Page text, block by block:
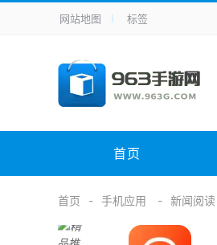
手机应用
手机游戏 体育竞技
电脑软件 其它类别
网站地图 标签
首页
首页 手机应用 新闻阅读